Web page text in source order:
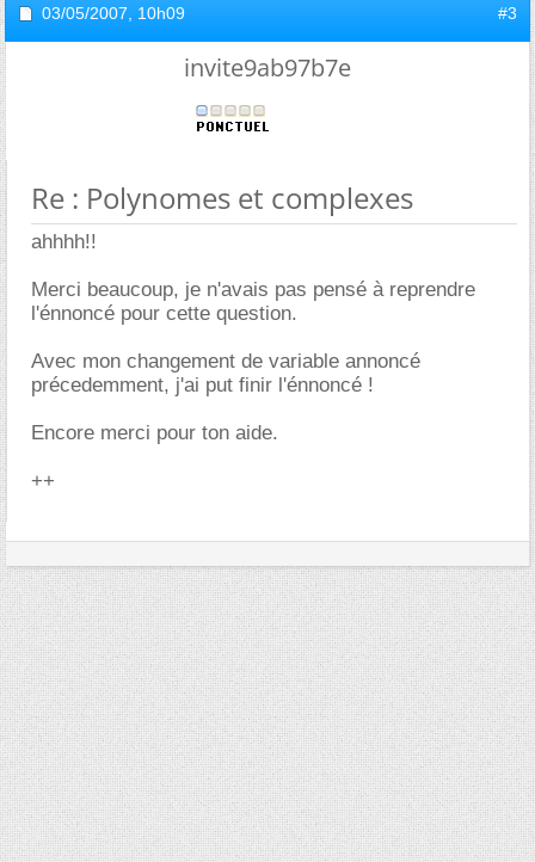
03/05/2007, 10h09 #3
invite9ab97b7e
Re : Polynomes et complexes
ahhhh!!
Merci beaucoup, je n'avais pas pensé à reprendre
l'énnoncé pour cette question.
Avec mon changement de variable annoncé
précedemment, j'ai put finir l'énnoncé !
Encore merci pour ton aide.
++